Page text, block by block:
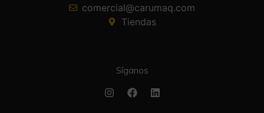
comercial@carumaq.com
Tiendas
Síganos